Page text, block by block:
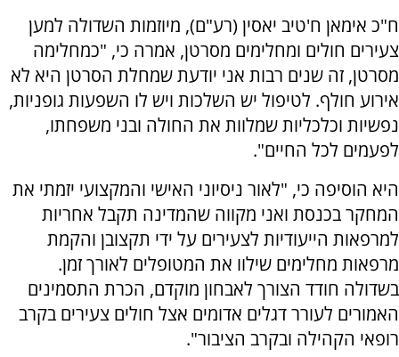
ח"כ אימאן ח'טיב יאסין (רע"ם), מיוזמות השדולה למען
צעירים חולים ומחלימים מסרטן, אמרה כי, "כמחלימה
מסרטן, זה שנים רבות אני יודעת שמחלת הסרטן היא לא
אירוע חולף. לטיפול יש השלכות ויש לו השפעות גופניות,
נפשיות וכלכליות שמלוות את החולה ובני משפחתו,
לפעמים לכל החיים".
היא הוסיפה כי, "לאור ניסיוני האישי והמקצועי יזמתי את
המחקר בכנסת ואני מקווה שהמדינה תקבל אחריות
למרפאות הייעודיות לצעירים על ידי תקצובן והקמת
מרפאות מחלימים שילוו את המטופלים לאורך זמן.
בשדולה חודד הצורך לאבחון מוקדם, הכרת התסמינים
האמורים לעורר דגלים אדומים אצל חולים צעירים בקרב
רופאי הקהילה ובקרב הציבור".